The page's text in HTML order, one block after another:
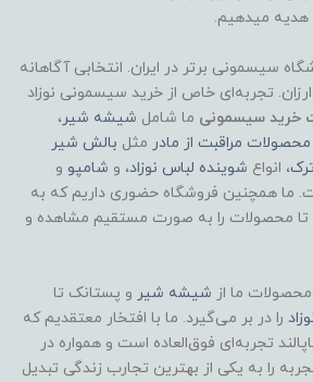
هدیه میدهیم.
سیسمونی برتر در ایران. انتخابی آگاهانه
تجربه‌ای خاص از خرید سیسمونی نوزاد
خرید سیسمونی ما شامل شیشه شیر،
محصولات مراقبت از مادر مثل بالش شیر
، انواع شوینده لباس نوزاد، و شامپو و
ما همچنین فروشگاه حضوری داریم که به
تا محصولات را به صورت مستقیم مشاهده و
ما از شیشه شیر و پستانک تا
را در بر می‌گیرد. ما با افتخار معتقدیم که
تجربه‌ای فوق‌العاده است و همواره در
را به یکی از بهترین تجارب زندگی تبدیل